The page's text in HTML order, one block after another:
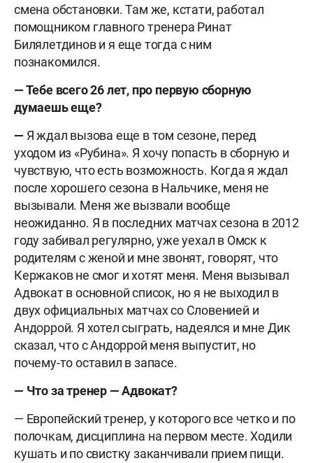
смена обстановки. Там же, кстати, работал
помощником главного тренера Ринат
Билялетдинов и я еще тогда с ним
познакомился.
— Тебе всего 26 лет, про первую сборную
думаешь еще?
— Я ждал вызова еще в том сезоне, перед
уходом из «Рубина». Я хочу попасть в сборную и
чувствую, что есть возможность. Когда я ждал
после хорошего сезона в Нальчике, меня не
вызывали. Меня же вызвали вообще
неожиданно. Я в последних матчах сезона в 2012
году забивал регулярно, уже уехал в Омск к
родителям с женой и мне звонят, говорят, что
Кержаков не смог и хотят меня. Меня вызывал
Адвокат в основной список, но я не выходил в
двух официальных матчах со Словенией и
Андоррой. Я хотел сыграть, надеялся и мне Дик
сказал, что с Андоррой меня выпустит, но
почему-то оставил в запасе.
— Что за тренер — Адвокат?
— Европейский тренер, у которого все четко и по
полочкам, дисциплина на первом месте. Ходили
кушать и по свистку заканчивали прием пищи.